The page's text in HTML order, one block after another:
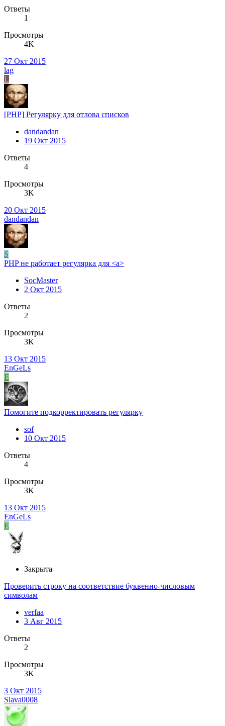
Ответы
1
Просмотры
4K
27 Окт 2015
lag
L
[PHP] Регулярку для отлова списков
dandandan
19 Окт 2015
Ответы
4
Просмотры
3K
20 Окт 2015
dandandan
S
PHP не работает регулярка для <a>
SocMaster
2 Окт 2015
Ответы
2
Просмотры
3K
13 Окт 2015
EnGeLs
E
Помогите подкорректировать регулярку
sof
10 Окт 2015
Ответы
4
Просмотры
3K
13 Окт 2015
EnGeLs
E
Закрыта
Проверить строку на соответствие буквенно-числовым
символам
verfaa
3 Авг 2015
Ответы
2
Просмотры
3K
3 Окт 2015
Slava0008